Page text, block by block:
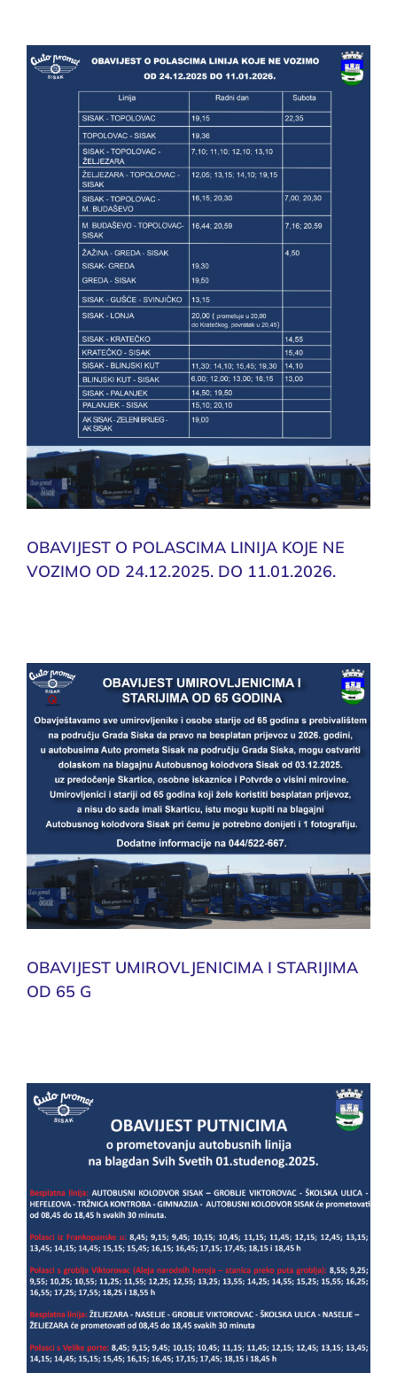
OBAVIJEST O POLASCIMA LINIJA KOJE NE
VOZIMO OD 24.12.2025. DO 11.01.2026.
OBAVIJEST UMIROVLJENICIMA I STARIJIMA
OD 65 G